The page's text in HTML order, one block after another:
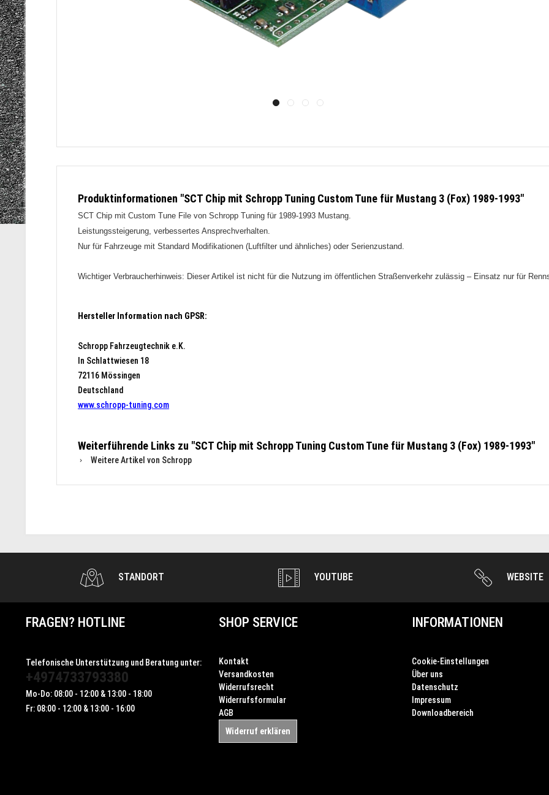
Produktinformationen "SCT Chip mit Schropp Tuning Custom Tune für Mustang 3 (Fox) 1989-1993"
SCT Chip mit Custom Tune File von Schropp Tuning für 1989-1993 Mustang.
Leistungssteigerung, verbessertes Ansprechverhalten.
Nur für Fahrzeuge mit Standard Modifikationen (Luftfilter und ähnliches) oder Serienzustand.
Wichtiger Verbraucherhinweis: Dieser Artikel ist nicht für die Nutzung im öffentlichen Straßenverkehr zulässig – Einsatz nur für
Hersteller Information nach GPSR:
Schropp Fahrzeugtechnik e.K.
In Schlattwiesen 18
72116 Mössingen
Deutschland
www.schropp-tuning.com
Weiterführende Links zu "SCT Chip mit Schropp Tuning Custom Tune für Mustang 3 (Fox) 1989-1993"
Weitere Artikel von Schropp
STANDORT YOUTUBE WEBSITE
FRAGEN? HOTLINE
Telefonische Unterstützung und Beratung unter:
+4974733793380
Mo-Do: 08:00 - 12:00 & 13:00 - 18:00
Fr: 08:00 - 12:00 & 13:00 - 16:00
SHOP SERVICE
Kontakt
Versandkosten
Widerrufsrecht
Widerrufsformular
AGB
Widerruf erklären
INFORMATIONEN
Cookie-Einstellungen
Über uns
Datenschutz
Impressum
Downloadbereich